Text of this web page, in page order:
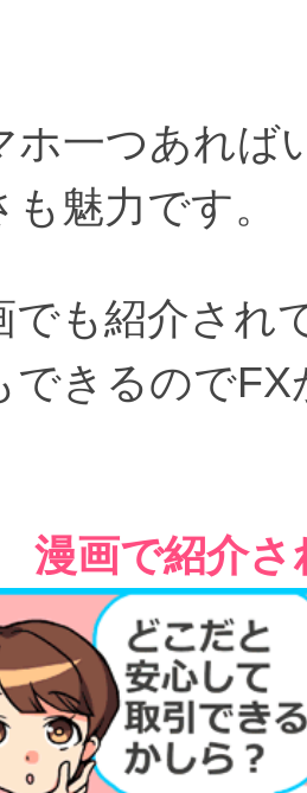
ホ一つあれば
も魅力です。
でも紹介され
できるので
漫画で紹介